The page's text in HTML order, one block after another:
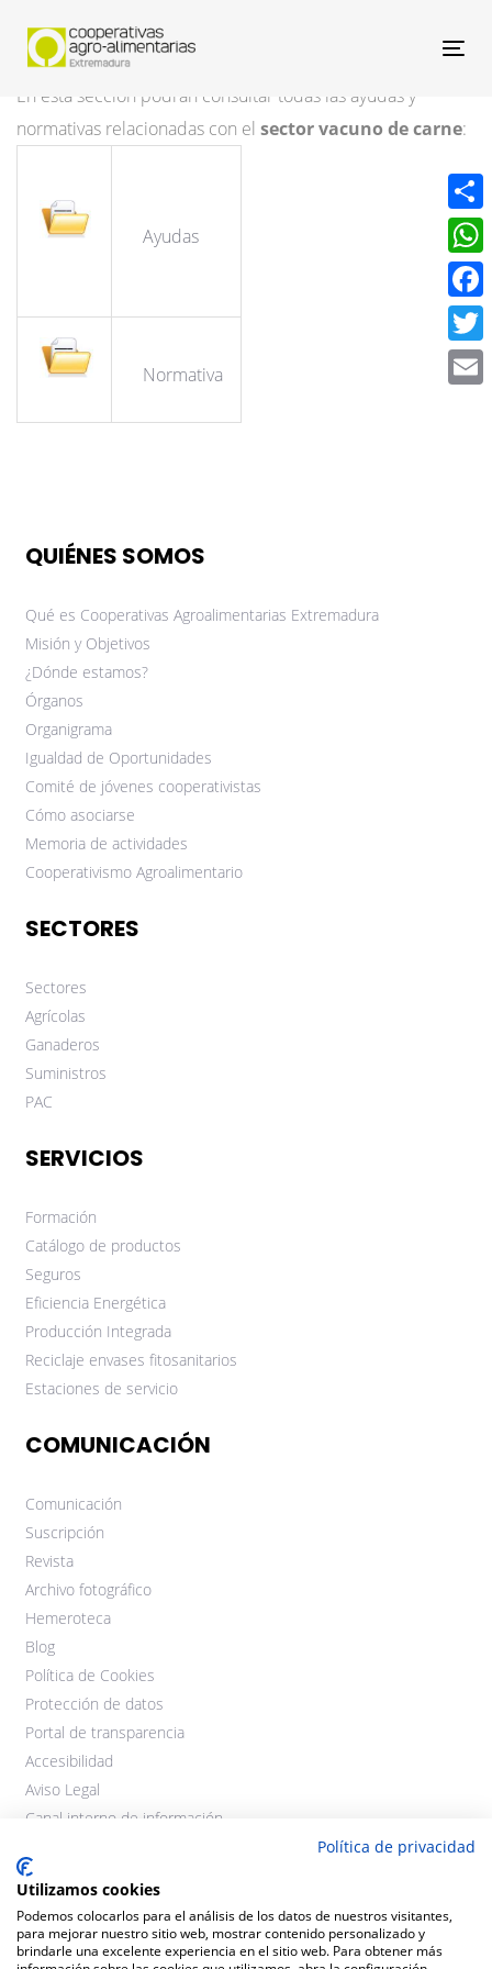
En esta sección podrán consultar todas las ayudas y
normativas relacionadas con el sector vacuno de carne:
Ayudas
Normativa
QUIÉNES SOMOS
Qué es Cooperativas Agroalimentarias Extremadura
Misión y Objetivos
¿Dónde estamos?
Órganos
Organigrama
Igualdad de Oportunidades
Comité de jóvenes cooperativistas
Cómo asociarse
Memoria de actividades
Cooperativismo Agroalimentario
SECTORES
Sectores
Agrícolas
Ganaderos
Suministros
PAC
SERVICIOS
Formación
Catálogo de productos
Seguros
Eficiencia Energética
Producción Integrada
Reciclaje envases fitosanitarios
Estaciones de servicio
COMUNICACIÓN
Comunicación
Suscripción
Revista
Archivo fotográfico
Hemeroteca
Blog
Política de Cookies
Protección de datos
Portal de transparencia
Accesibilidad
Aviso Legal
Canal interno de información
Política de privacidad
Utilizamos cookies
Podemos colocarlos para el análisis de los datos de nuestros visitantes,
para mejorar nuestro sitio web, mostrar contenido personalizado y
brindarle una excelente experiencia en el sitio web. Para obtener más